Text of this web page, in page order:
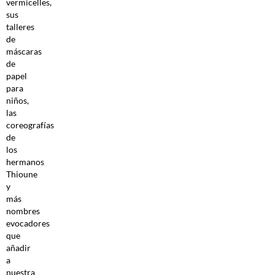
sus
talleres
de
máscaras
de
papel
para
niños,
las
coreografías
de
los
hermanos
Thioune
y
más
nombres
evocadores
que
añadir
a
nuestra